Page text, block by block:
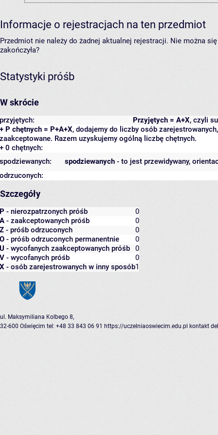
Informacje o rejestracjach na ten przedmiot
Przedmiot nie należy do żadnej aktualnej rejestracji. Nie można
zakończyła?
Statystyki próśb
W skrócie
Przyjętych = A+X, czyli
przyjętych:
+ P chętnych = P+A+X, dodajemy do liczby osób
zaakceptowane. Razem uzyskujemy ogólną liczbę chętnych.
+ 0 chętnych:
spodziewanych - to jest przewidywany,
spodziewanych:
odrzuconych:
Szczegóły
P - nierozpatrzonych próśb
0
A - zaakceptowanych próśb
0
Z - próśb odrzuconych
0
O - próśb odrzuconych permanentnie
0
U - wycofanych zaakceptowanych próśb
0
V - wycofanych próśb
0
X - osób zarejestrowanych w inny sposób1
ul. Maksymiliana Kolbego 8,
32-600 Oświęcim tel: +48 33 843 06 91 https://uczelniaoswiecim.edu.pl kontakt